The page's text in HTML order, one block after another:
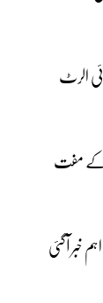
الرٹ
کے مفت